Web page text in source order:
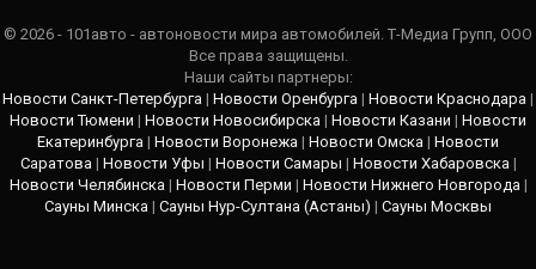
© 2026 - 101авто - автоновости мира автомобилей. Т-Медиа Групп, ООО
Все права защищены.
Наши сайты партнеры:
Новости Санкт-Петербурга | Новости Оренбурга | Новости Краснодара |
Новости Тюмени | Новости Новосибирска | Новости Казани | Новости
Екатеринбурга | Новости Воронежа | Новости Омска | Новости
Саратова | Новости Уфы | Новости Самары | Новости Хабаровска |
Новости Челябинска | Новости Перми | Новости Нижнего Новгорода |
Сауны Минска | Сауны Нур-Султана (Астаны) | Сауны Москвы